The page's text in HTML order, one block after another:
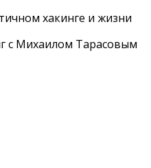
хакинге и жизни
с Михаилом Тарасовым